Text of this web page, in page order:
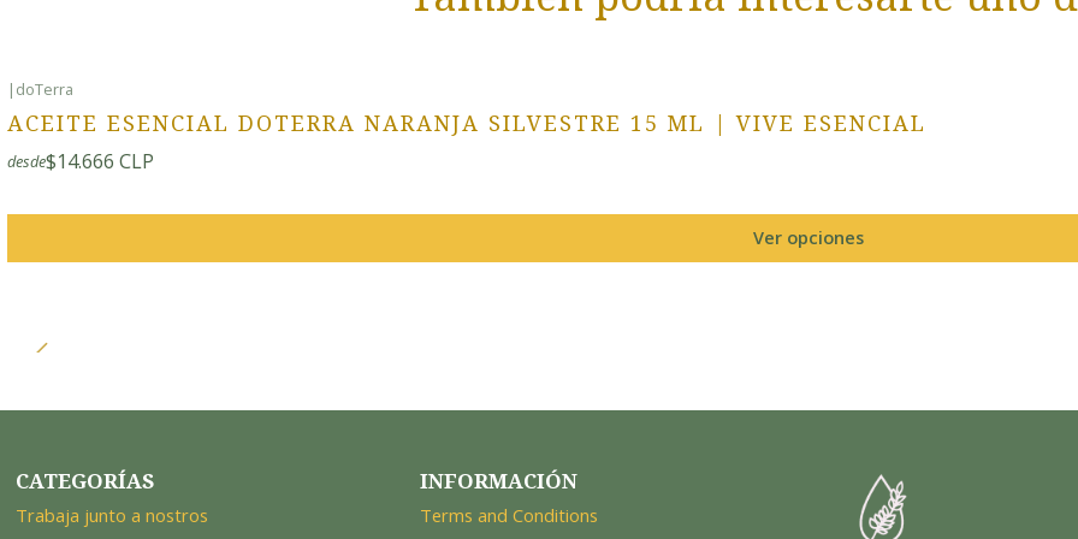
| doTerra
ACEITE ESENCIAL DOTERRA NARANJA SILVESTRE 15 ML | VIVE ESENCIAL
desde$14.666 CLP
Ver opciones
CATEGORÍAS
Trabaja junto a nostros
INFORMACIÓN
Terms and Conditions